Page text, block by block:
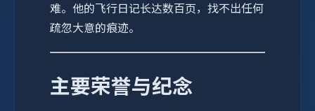
难。他的飞行日记长达数百页，找不出任何
疏忽大意的痕迹。
主要荣誉与纪念